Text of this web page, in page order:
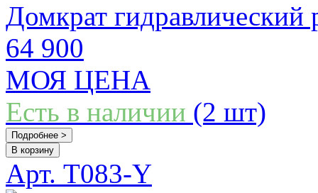
Домкрат
64 900
МОЯ ЦЕНА
Есть в наличии (2 шт)
Подробнее >
В корзину
Арт. T083-Y